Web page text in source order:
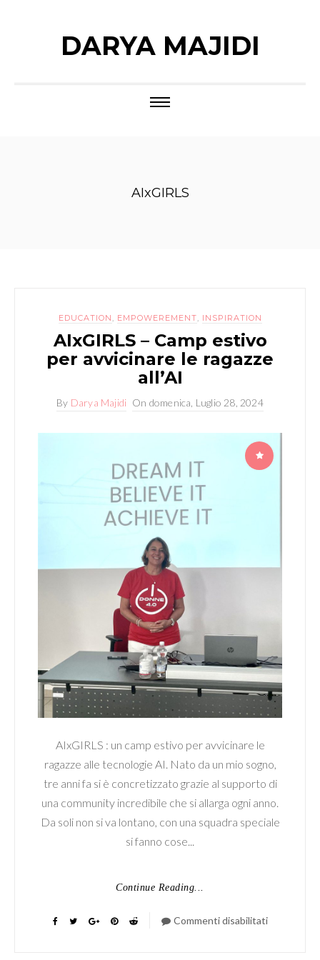
DARYA MAJIDI
AIxGIRLS
EDUCATION , EMPOWEREMENT, INSPIRATION
AIxGIRLS – Camp estivo
per avvicinare le ragazze
all’AI
By Darya Majidi On domenica, Luglio 28, 2024
AIxGIRLS : un camp estivo per avvicinare le
ragazze alle tecnologie AI. Nato da un mio sogno,
tre anni fa si è concretizzato grazie al supporto di
una community incredibile che si allarga ogni anno.
Da soli non si va lontano, con una squadra speciale
si fanno cose...
Continue Reading...
Commenti disabilitati